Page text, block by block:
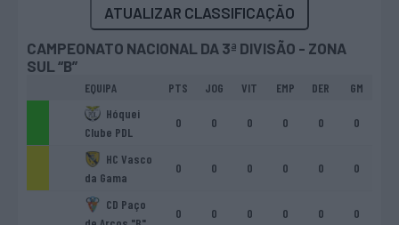
ATUALIZAR CLASSIFICAÇÃO
CAMPEONATO NACIONAL DA 3ª DIVISÃO - ZONA
SUL “B”
EQUIPA PTS JOG VIT EMP DER GM
Hóquei
Clube PDL
0 0 0 0 0 0
HC Vasco
da Gama
0 0 0 0 0 0
CD Paço
0 0 0 0 0 0